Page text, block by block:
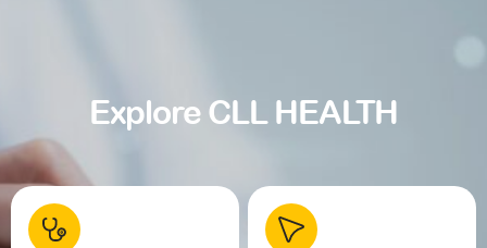
Explore CLL HEALTH